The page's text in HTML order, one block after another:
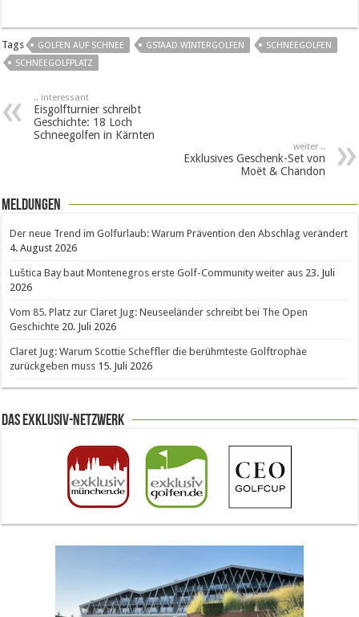
Tags GOLFEN AUF SCHNEE GSTAAD WINTERGOLFEN
SCHNEEGOLFEN
SCHNEEGOLFPLATZ
.. interessant
Eisgolfturnier schreibt
Geschichte: 18 Loch
Schneegolfen in Kärnten
weiter ..
Exklusives Geschenk-Set von
Moët & Chandon
Meldungen
Der neue Trend im Golfurlaub: Warum Prävention den Abschlag verändert
4. August 2026
Luštica Bay baut Montenegros erste Golf-Community weiter aus 23. Juli
2026
Vom 85. Platz zur Claret Jug: Neuseeländer schreibt bei The Open
Geschichte 20. Juli 2026
Claret Jug: Warum Scottie Scheffler die berühmteste Golftrophäe
zurückgeben muss 15. Juli 2026
Das Exklusiv-Netzwerk